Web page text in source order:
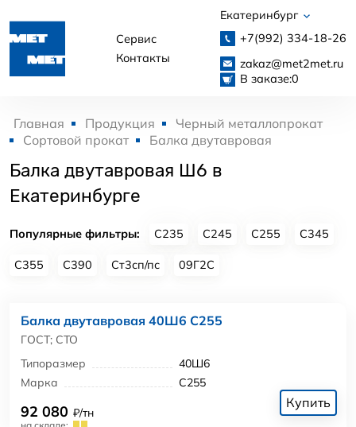
Сервис
Контакты
Екатеринбург
+7(992) 334-18-26
zakaz@met2met.ru
В заказе:0
Главная Продукция
Черный металлопрокат
Сортовой прокат
Балка двутавровая
Балка двутавровая Ш6 в
Екатеринбурге
Популярные фильтры: С235 С245 С255 С345
С355 С390 Ст3сп/пс 09Г2С
Балка двутавровая 40Ш6 С255
ГОСТ; СТО
Типоразмер
40Ш6
Марка
С255
92 080 ₽/тн
Купить